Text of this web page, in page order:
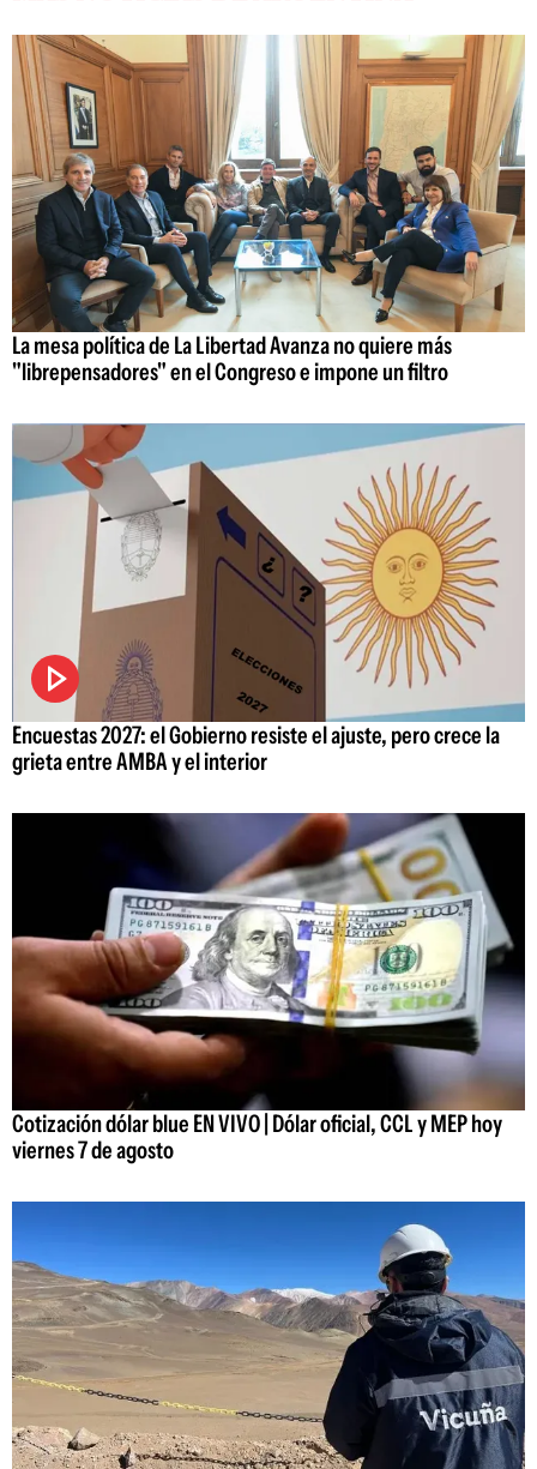
La mesa política de La Libertad Avanza no quiere más
"librepensadores" en el Congreso e impone un filtro
Encuestas 2027: el Gobierno resiste el ajuste, pero crece la
grieta entre AMBA y el interior
Cotización dólar blue EN VIVO | Dólar oficial, CCL y MEP hoy
viernes 7 de agosto